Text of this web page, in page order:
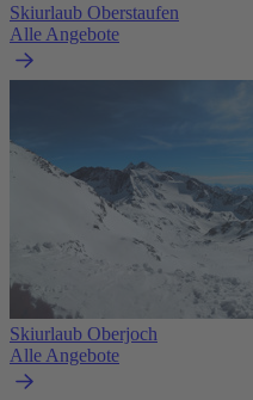
Skiurlaub Oberstaufen
Alle Angebote
Skiurlaub Oberjoch
Alle Angebote